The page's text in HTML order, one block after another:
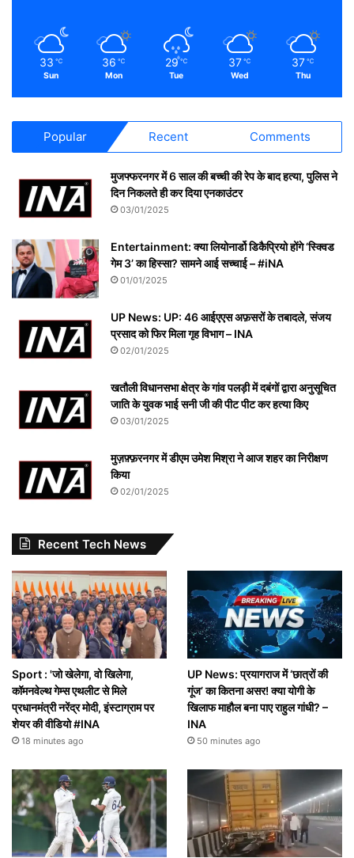
33 ℃
Sun
36 ℃
Mon
29 ℃
Tue
37 ℃
Wed
37 ℃
Thu
Popular Recent Comments
मुजफ्फरनगर में 6 साल की बच्ची की रेप के बाद हत्या, पुलिस ने
दिन निकलते ही कर दिया एनकाउंटर
03/01/2025
Entertainment: क्या लियोनार्डो डिकैप्रियो होंगे ‘स्क्विड
गेम 3’ का हिस्सा? सामने आई सच्चाई – #iNA
01/01/2025
UP News: UP: 46 आईएएस अफ़सरों के तबादले, संजय
प्रसाद को फिर मिला गृह विभाग – INA
02/01/2025
खतौली विधानसभा क्षेत्र के गांव पलड़ी में दबंगों द्वारा अनुसूचित
जाति के युवक भाई सनी जी की पीट पीट कर हत्या किए
03/01/2025
मुज़फ़्फ़रनगर में डीएम उमेश मिश्रा ने आज शहर का निरीक्षण
किया
02/01/2025
Recent Tech News
Sport : 'जो खेलेगा, वो खिलेगा,
कॉमनवेल्थ गेम्स एथलीट से मिले
प्रधानमंत्री नरेंद्र मोदी, इंस्टाग्राम पर
शेयर की वीडियो #INA
18 minutes ago
UP News: प्रयागराज में ‘छात्रों की
गूंज’ का कितना असर! क्या योगी के
खिलाफ माहौल बना पाए राहुल गांधी? –
INA
50 minutes ago